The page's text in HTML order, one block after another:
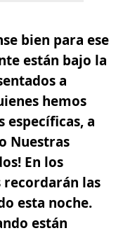
bien para ese
están bajo la
a
hemos
específicas, a
Nuestras
En los
recordarán las
esta noche.
están